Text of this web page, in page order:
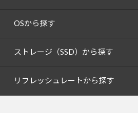
OSから探す
ストレージ（SSD）から探す
リフレッシュレートから探す